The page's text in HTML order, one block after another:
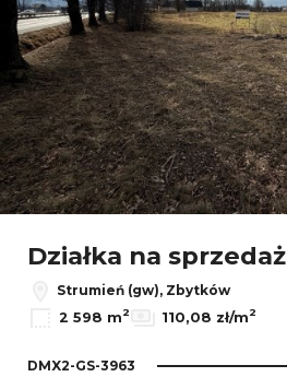
Działka na sprzedaż
Strumień (gw), Zbytków
2 598 m2 110,08 zł/m2
DMX2-GS-3963